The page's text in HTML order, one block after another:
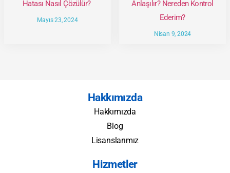
Hatası Nasıl Çözülür?
Mayıs 23, 2024
Anlaşılır? Nereden Kontrol
Ederim?
Nisan 9, 2024
Hakkımızda
Hakkımızda
Blog
Lisanslarımız
Hizmetler